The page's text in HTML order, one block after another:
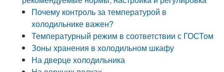
Почему контроль за температурой в
холодильнике важен?
Температурный режим в соответствии с ГОСТом
Зоны хранения в холодильном шкафу
На дверце холодильника